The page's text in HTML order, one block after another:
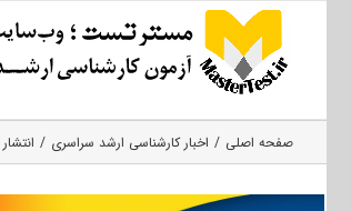
صفحه اصلی اخبار کارشناسی ارشد سراسری